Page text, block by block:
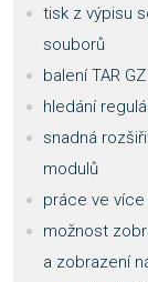
tisk z výpisu
souborů
balení TAR GZ
hledání
snadná
modulů
práce ve
možnost
a zobrazení